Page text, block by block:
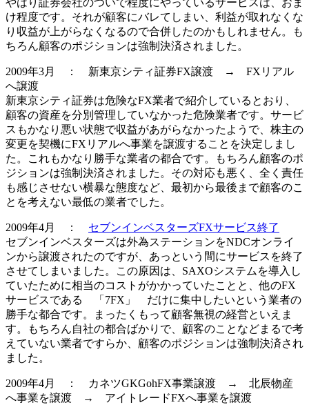
やはり証券会社のついで程度にやっているサービスは、おま
け程度です。それが顧客にバレてしまい、利益が取れなくな
り収益が上がらなくなるので合併したのかもしれません。も
ちろん顧客のポジションは強制決済されました。
2009年3月 ： 新東京シティ証券FX譲渡 → FXリアル
へ譲渡
新東京シティ証券は危険なFX業者で紹介しているとおり、
顧客の資産を分別管理していなかった危険業者です。サービ
スもかなり悪い状態で収益があがらなかったようで、株主の
変更を契機にFXリアルへ事業を譲渡することを決定しまし
た。これもかなり勝手な業者の都合です。もちろん顧客のポ
ジションは強制決済されました。その対応も悪く、全く責任
も感じさせない横暴な態度など、 最初から最後まで顧客のこ
とを考えない最低の業者でした。
2009年4月 ： セブンインベスターズFXサービス終了
セブンインベスターズは外為ステーションをNDCオンライ
ンから譲渡されたのですが、あっという間にサービスを終了
させてしまいました。この原因は、SAXOシステムを導入し
ていたために相当のコストがかかっていたことと、他のFX
サービスである 「7FX」 だけに集中したいという業者の
勝手な都合です。まったくもって顧客無視の経営といえま
す。もちろん自社の都合ばかりで、顧客のことなどまるで考
えていない業者ですらか、顧客のポジションは強制決済され
ました。
2009年4月 ： カネツGKGohFX事業譲渡 → 北辰物産
へ事業を譲渡 → アイトレードFXへ事業を譲渡